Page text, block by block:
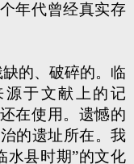
年代曾经真实存
的、破碎的。临
于文献上的记
在使用。遗憾的
的遗址所在。我
水县时期”的文化